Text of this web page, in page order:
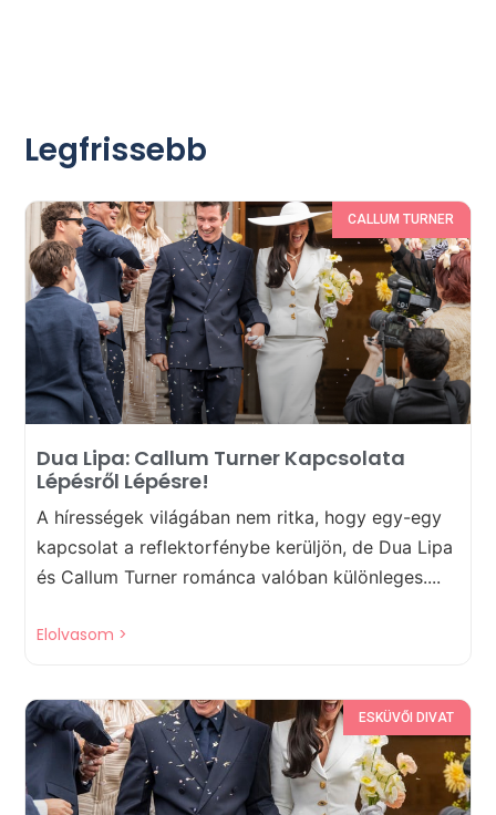
Legfrissebb
CALLUM TURNER
Dua Lipa: Callum Turner Kapcsolata
Lépésről Lépésre!
A hírességek világában nem ritka, hogy egy-egy
kapcsolat a reflektorfénybe kerüljön, de Dua Lipa
és Callum Turner románca valóban különleges....
Elolvasom >
ESKÜVŐI DIVAT